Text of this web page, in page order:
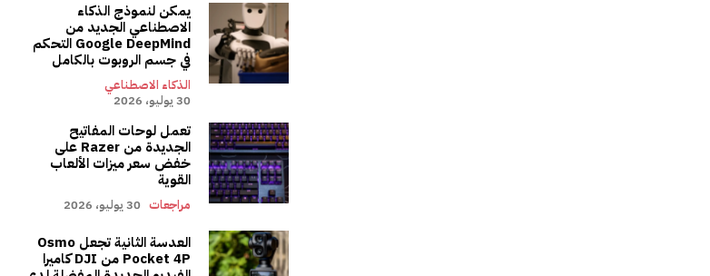
يمكن لنموذج الذكاء
الاصطناعي الجديد من
Google DeepMind التحكم
في جسم الروبوت بالكامل
الذكاء الاصطناعي
30 يوليو، 2026
تعمل لوحات المفاتيح
الجديدة من Razer على
خفض سعر ميزات الألعاب
القوية
مراجعات 30 يوليو، 2026
العدسة الثانية تجعل Osmo
Pocket 4P من DJI كاميرا